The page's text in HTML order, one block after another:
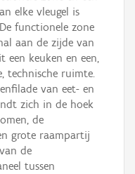
elke vleugel is
functionele zone
aan de zijde van
een keuken en een,
technische ruimte.
van eet- en
zich in de hoek
de
grote raampartij
de
tussen